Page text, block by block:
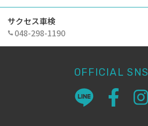
サクセス車検
048-298-1190
OFFICIAL SNS